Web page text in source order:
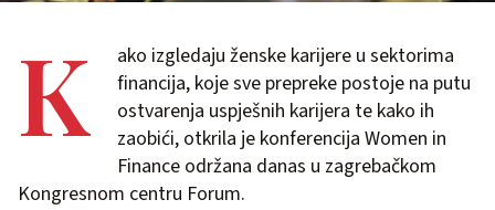
K
ako izgledaju ženske karijere u sektorima
financija, koje sve prepreke postoje na putu
ostvarenja uspješnih karijera te kako ih
zaobići, otkrila je konferencija Women in
Finance održana danas u zagrebačkom
Kongresnom centru Forum.